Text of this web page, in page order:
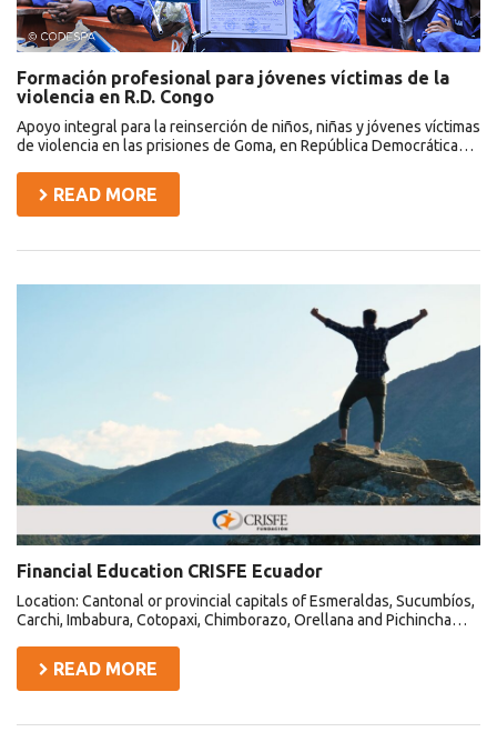
Formación profesional para jóvenes víctimas de la
violencia en R.D. Congo
Apoyo integral para la reinserción de niños, niñas y jóvenes víctimas
de violencia en las prisiones de Goma, en República Democrática…
READ MORE
Financial Education CRISFE Ecuador
Location: Cantonal or provincial capitals of Esmeraldas, Sucumbíos,
Carchi, Imbabura, Cotopaxi, Chimborazo, Orellana and Pichincha…
READ MORE
Education